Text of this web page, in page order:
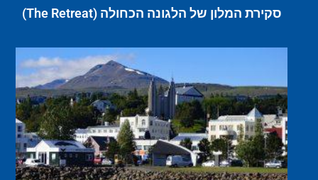
סקירת המלון של הלגונה הכחולה (The Retreat)